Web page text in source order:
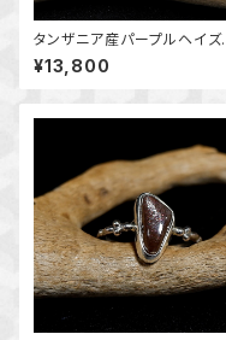
タンザニア産パープルヘイズ
ンストーンの粒枠飾りリング
2号 ～静かな躍動～ 天然
アクセサリー 指輪 一点
¥13,800